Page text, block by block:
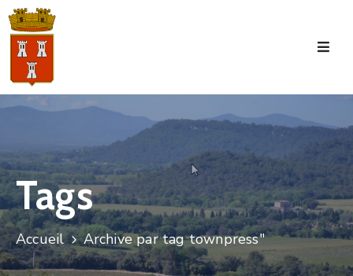
Accueil
La
Tourisme
Manifestations
Vie
Municipale
Tags
Accueil Archive par tag townpress"